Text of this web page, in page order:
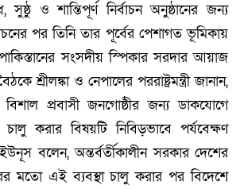
সুষ্ঠু ও শান্তিপূর্ণ নির্বাচন অনুষ্ঠানের জন্য
পর তিনি তার পূর্বের পেশাগত ভূমিকায়
সংসদীয় স্পিকার সরদার আয়াজ
শ্রীলঙ্কা ও নেপালের পররাষ্ট্রমন্ত্রী জানান,
বিশাল প্রবাসী জনগোষ্ঠীর জন্য ডাকযোগে
চালু করার বিষয়টি নিবিড়ভাবে পর্যবেক্ষণ
বলেন, অন্তর্বর্তীকালীন সরকার দেশের
মতো এই ব্যবস্থা চালু করার পর বিদেশে